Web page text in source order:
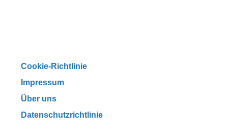
Cookie-Richtlinie
Impressum
Über uns
Datenschutzrichtlinie